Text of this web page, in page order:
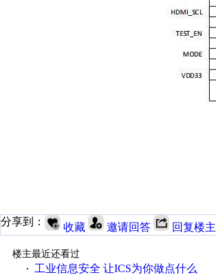
分享到： 收藏 邀请回答 回复楼主
楼主最近还看过
·
工业信息安全 让ICS为你做点什么